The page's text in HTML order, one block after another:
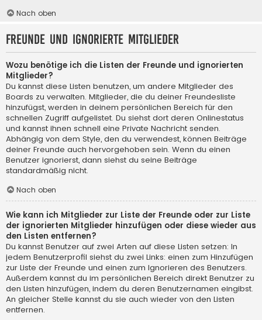
Nach oben
Freunde und ignorierte Mitglieder
Wozu benötige ich die Listen der Freunde und ignorierten
Mitglieder?
Du kannst diese Listen benutzen, um andere Mitglieder des
Boards zu verwalten. Mitglieder, die du deiner Freundesliste
hinzufügst, werden in deinem persönlichen Bereich für den
schnellen Zugriff aufgelistet. Du siehst dort deren Onlinestatus
und kannst ihnen schnell eine Private Nachricht senden.
Abhängig von dem Style, den du verwendest, können Beiträge
deiner Freunde auch hervorgehoben sein. Wenn du einen
Benutzer ignorierst, dann siehst du seine Beiträge
standardmäßig nicht.
Nach oben
Wie kann ich Mitglieder zur Liste der Freunde oder zur Liste
der ignorierten Mitglieder hinzufügen oder diese wieder aus
den Listen entfernen?
Du kannst Benutzer auf zwei Arten auf diese Listen setzen: In
jedem Benutzerprofil siehst du zwei Links: einen zum Hinzufügen
zur Liste der Freunde und einen zum Ignorieren des Benutzers.
Außerdem kannst du im persönlichen Bereich direkt Benutzer zu
den Listen hinzufügen, indem du deren Benutzernamen eingibst.
An gleicher Stelle kannst du sie auch wieder von den Listen
entfernen.